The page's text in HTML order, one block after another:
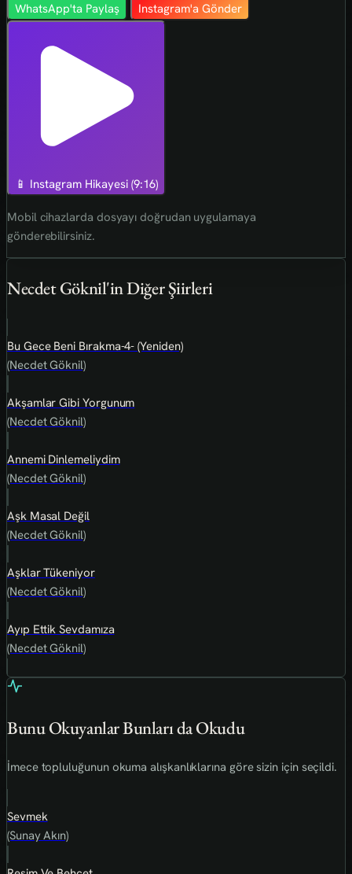
WhatsApp'ta Paylaş Instagram'a Gönder
📱 Instagram Hikayesi (9:16)
Mobil cihazlarda dosyayı doğrudan uygulamaya
gönderebilirsiniz.
Necdet Göknil'in Diğer Şiirleri
Bu Gece Beni Bırakma-4- (Yeniden)
(Necdet Göknil)
Akşamlar Gibi Yorgunum
(Necdet Göknil)
Annemi Dinlemeliydim
(Necdet Göknil)
Aşk Masal Değil
(Necdet Göknil)
Aşklar Tükeniyor
(Necdet Göknil)
Ayıp Ettik Sevdamıza
(Necdet Göknil)
Bunu Okuyanlar Bunları da Okudu
İmece topluluğunun okuma alışkanlıklarına göre sizin için seçildi.
Sevmek
(Sunay Akın)